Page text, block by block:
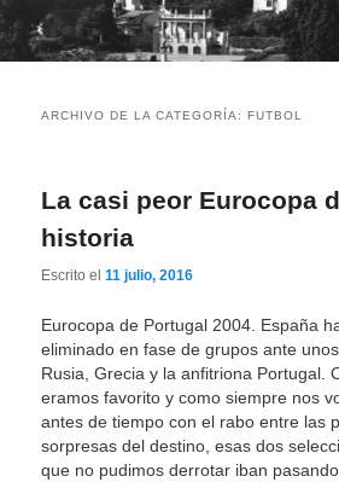
ARCHIVO DE LA CATEGORÍA: FUTBOL
La casi peor Eurocopa
historia
Escrito el11 julio, 2016
Eurocopa de Portugal 2004. España
eliminado en fase de grupos ante
Rusia, Grecia y la anfitriona Portugal.
eramos favorito y como siempre nos
antes de tiempo con el rabo entre las
sorpresas del destino, esas dos
que no pudimos derrotar iban